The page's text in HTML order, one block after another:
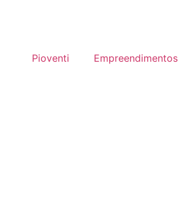
Pioventi Empreendimentos